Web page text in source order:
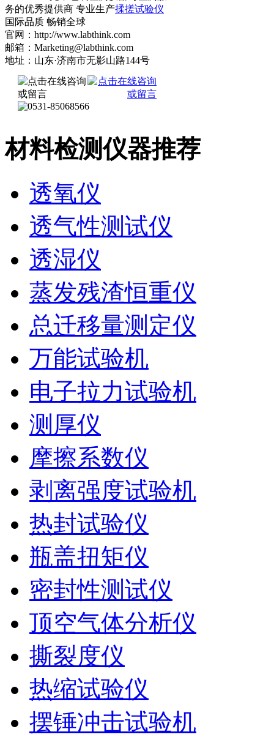
务的优秀提供商 专业生产揉搓试验仪
国际品质 畅销全球
官网：http://www.labthink.com
邮箱：Marketing@labthink.com
地址：山东·济南市无影山路144号
材料检测仪器推荐
透氧仪
透气性测试仪
透湿仪
蒸发残渣恒重仪
总迁移量测定仪
万能试验机
电子拉力试验机
测厚仪
摩擦系数仪
剥离强度试验机
热封试验仪
瓶盖扭矩仪
密封性测试仪
顶空气体分析仪
撕裂度仪
热缩试验仪
摆锤冲击试验机